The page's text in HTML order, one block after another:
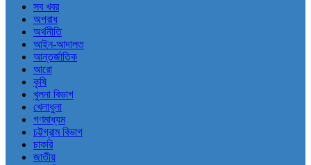
সব খবর
অপরাধ
অর্থনীতি
আইন-আদালত
আন্তর্জাতিক
আরো
কৃষি
খুলনা বিভাগ
খেলাধুলা
গণমাধ্যম
চট্টগ্রাম বিভাগ
চাকরি
জাতীয়